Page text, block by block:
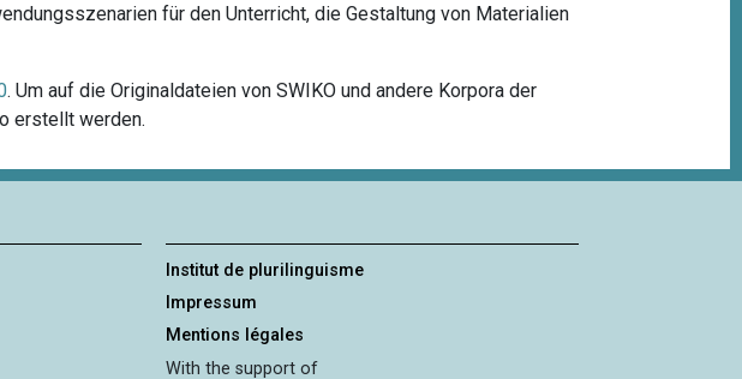
für den Unterricht, die Gestaltung von Materialien
. Um auf die Originaldateien von SWIKO und andere Korpora der
erstellt werden.
Institut de plurilinguisme
Impressum
Mentions légales
With the support of